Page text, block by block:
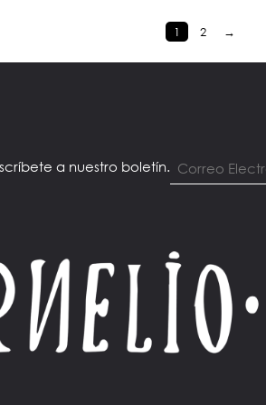
1 2 →
a nuestro boletín.